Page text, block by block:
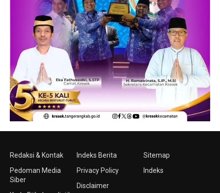
Redaksi & Kontak
Pedoman Media
Siber
Indeks Berita
Privacy Policy
Disclaimer
Sitemap
Indeks